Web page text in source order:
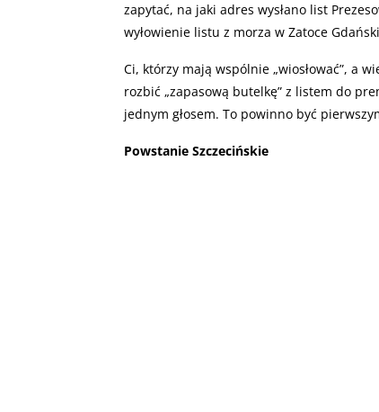
zapytać, na jaki adres wysłano list
wyłowienie listu z morza w Zatoce
Ci, którzy mają wspólnie „wiosłować”, a
rozbić „zapasową butelkę” z listem do
jednym głosem. To powinno być
Powstanie Szczecińskie